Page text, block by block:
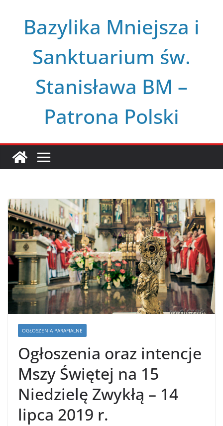
Bazylika Mniejsza i
Sanktuarium św.
Stanisława BM –
Patrona Polski
OGŁOSZENIA PARAFIALNE
Ogłoszenia oraz intencje
Mszy Świętej na 15
Niedzielę Zwykłą – 14
lipca 2019 r.